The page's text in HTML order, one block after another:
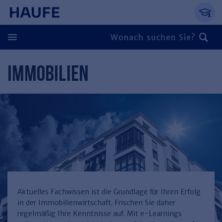
Springe direkt zum Hauptinhalt, zur
Zum Hauptinhalt springen
Zur Navigation springen
Zur Suche springen
Zurück
Personal
Finden Sie Ihr Thema
Arbeitsrecht
Führung
Steuern & Rechnungswesen
Finden Sie Ihr Thema
Rechnungswesen
Recht & Compliance
Finden Sie Ihr Thema
Immobilien
Zurück
Öffentlicher Dienst
Zurück
IMMOBILIEN
Aktuelles Fachwissen ist die Grundlage für Ihren Erfolg
in der Immobilienwirtschaft. Frischen Sie daher
regelmäßig Ihre Kenntnisse auf. Mit e-Learnings